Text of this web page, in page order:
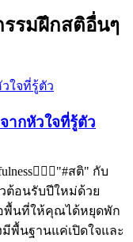
รรมฝึกสติอื่นๆ
ากหัวใจที่รู้ตัว
สติ" กับ
ต้อนรับปีใหม่ด้วย
อพื้นที่ให้คุณได้หยุดพัก
พื้นฐานแค่เปิดใจและ